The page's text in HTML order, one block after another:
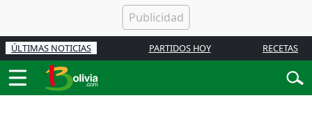
ÚLTIMAS NOTICIAS PARTIDOS HOY RECETAS